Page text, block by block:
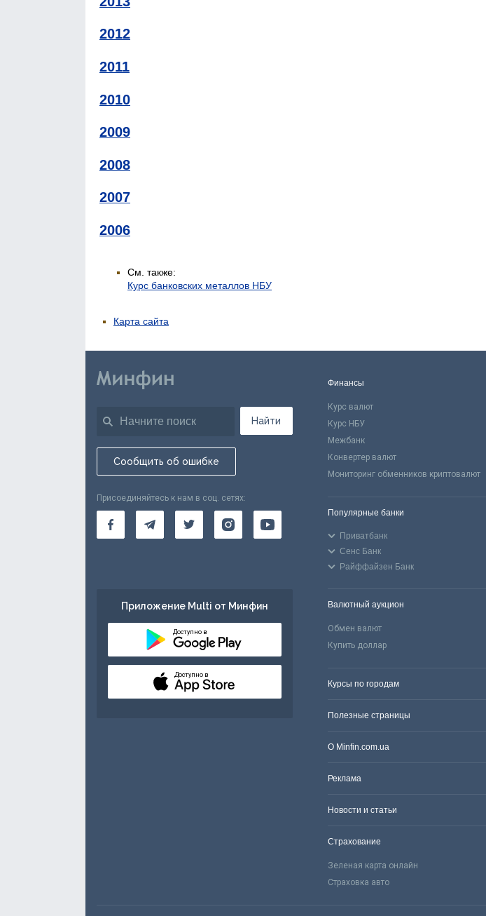
2012
2011
2010
2009
2008
2007
2006
См. также:
Курс банковских металлов НБУ
Карта сайта
Найти
Сообщить об ошибке
Присоединяйтесь к нам в соц. сетях:
Приложение Multi от Минфин
Доступно в
Доступно в
Финансы
Курс валют
Курс НБУ
Межбанк
Конвертер валют
Мониторинг обменников криптовалют
Популярные банки
Приватбанк
Сенс Банк
Райффайзен Банк
Валютный аукцион
Обмен валют
Купить доллар
Курсы по городам
Полезные страницы
О Minfin.com.ua
Реклама
Новости и статьи
Страхование
Зеленая карта онлайн
Страховка авто